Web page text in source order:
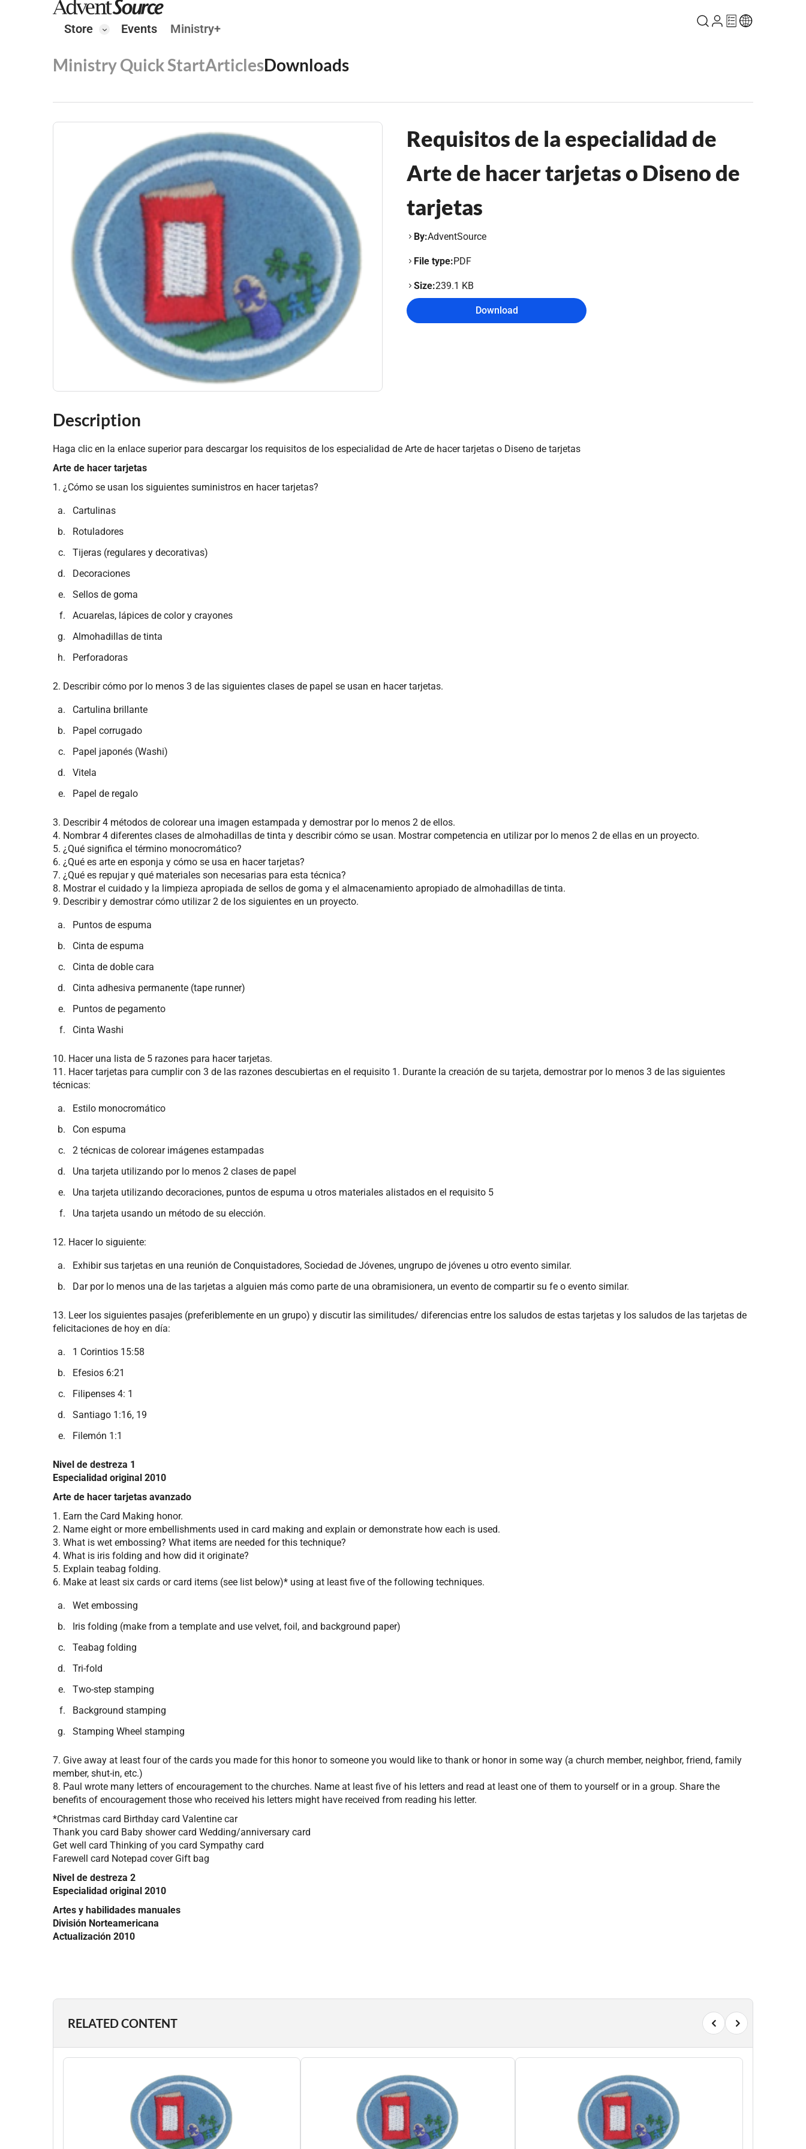
Store Events Ministry+
Ministry Quick StartArticlesDownloads
Requisitos de la especialidad de
Arte de hacer tarjetas o Diseno de
tarjetas
By:AdventSource
File type:PDF
Size:239.1 KB
Download
Description
Haga clic en la enlace superior para descargar los requisitos de los especialidad de Arte de hacer tarjetas o Diseno de tarjetas
Arte de hacer tarjetas
1. ¿Cómo se usan los siguientes suministros en hacer tarjetas?
Cartulinas
Rotuladores
Tijeras (regulares y decorativas)
Decoraciones
Sellos de goma
Acuarelas, lápices de color y crayones
Almohadillas de tinta
Perforadoras
2. Describir cómo por lo menos 3 de las siguientes clases de papel se usan en hacer tarjetas.
Cartulina brillante
Papel corrugado
Papel japonés (Washi)
Vitela
Papel de regalo
3. Describir 4 métodos de colorear una imagen estampada y demostrar por lo menos 2 de ellos.
4. Nombrar 4 diferentes clases de almohadillas de tinta y describir cómo se usan. Mostrar competencia en utilizar por lo menos 2 de ellas en un proyecto.
5. ¿Qué significa el término monocromático?
6. ¿Qué es arte en esponja y cómo se usa en hacer tarjetas?
7. ¿Qué es repujar y qué materiales son necesarias para esta técnica?
8. Mostrar el cuidado y la limpieza apropiada de sellos de goma y el almacenamiento apropiado de almohadillas de tinta.
9. Describir y demostrar cómo utilizar 2 de los siguientes en un proyecto.
Puntos de espuma
Cinta de espuma
Cinta de doble cara
Cinta adhesiva permanente (tape runner)
Puntos de pegamento
Cinta Washi
10. Hacer una lista de 5 razones para hacer tarjetas.
11. Hacer tarjetas para cumplir con 3 de las razones descubiertas en el requisito 1. Durante la creación de su tarjeta, demostrar por lo menos 3 de las siguientes
técnicas:
Estilo monocromático
Con espuma
2 técnicas de colorear imágenes estampadas
Una tarjeta utilizando por lo menos 2 clases de papel
Una tarjeta utilizando decoraciones, puntos de espuma u otros materiales alistados en el requisito 5
Una tarjeta usando un método de su elección.
12. Hacer lo siguiente:
Exhibir sus tarjetas en una reunión de Conquistadores, Sociedad de Jóvenes, ungrupo de jóvenes u otro evento similar.
Dar por lo menos una de las tarjetas a alguien más como parte de una obramisionera, un evento de compartir su fe o evento similar.
13. Leer los siguientes pasajes (preferiblemente en un grupo) y discutir las similitudes/ diferencias entre los saludos de estas tarjetas y los saludos de las tarjetas de
felicitaciones de hoy en día:
1 Corintios 15:58
Efesios 6:21
Filipenses 4: 1
Santiago 1:16, 19
Filemón 1:1
Nivel de destreza 1
Especialidad original 2010
Arte de hacer tarjetas avanzado
1. Earn the Card Making honor.
2. Name eight or more embellishments used in card making and explain or demonstrate how each is used.
3. What is wet embossing? What items are needed for this technique?
4. What is iris folding and how did it originate?
5. Explain teabag folding.
6. Make at least six cards or card items (see list below)* using at least five of the following techniques.
Wet embossing
Iris folding (make from a template and use velvet, foil, and background paper)
Teabag folding
Tri-fold
Two-step stamping
Background stamping
Stamping Wheel stamping
7. Give away at least four of the cards you made for this honor to someone you would like to thank or honor in some way (a church member, neighbor, friend, family
member, shut-in, etc.)
8. Paul wrote many letters of encouragement to the churches. Name at least five of his letters and read at least one of them to yourself or in a group. Share the
benefits of encouragement those who received his letters might have received from reading his letter.
*Christmas card Birthday card Valentine car
Thank you card Baby shower card Wedding/anniversary card
Get well card Thinking of you card Sympathy card
Farewell card Notepad cover Gift bag
Nivel de destreza 2
Especialidad original 2010
Artes y habilidades manuales
División Norteamericana
Actualización 2010
RELATED CONTENT